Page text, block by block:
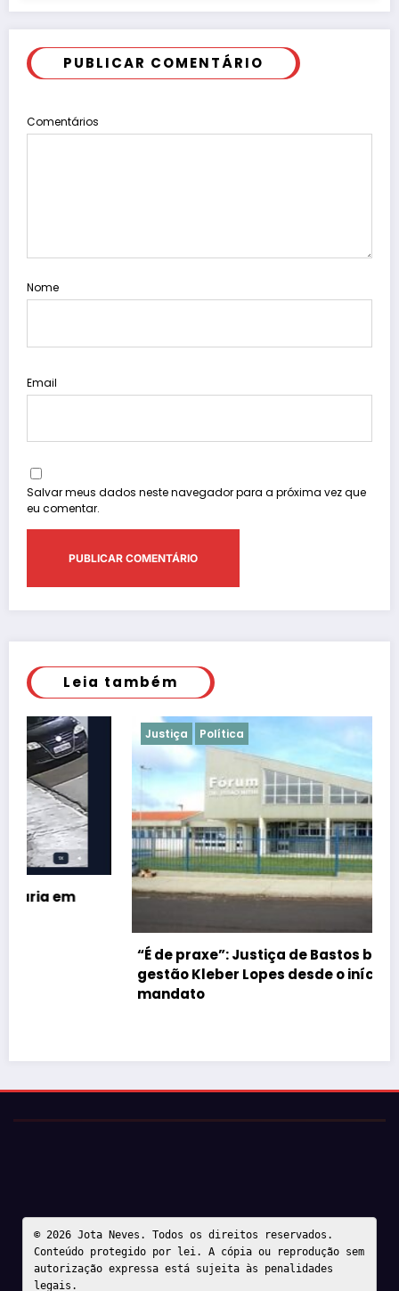
PUBLICAR COMENTÁRIO
Comentários
Nome
Email
Salvar meus dados neste navegador para a próxima vez que
eu comentar.
Leia também
Justiça
“É de praxe”: Justiça de Bastos barrar atos da
gestão Kleber Lopes desde o início do
© 2026 Jota Neves. Todos os direitos reservados.
Conteúdo protegido por lei. A cópia ou reprodução sem
autorização expressa está sujeita às penalidades
legais.